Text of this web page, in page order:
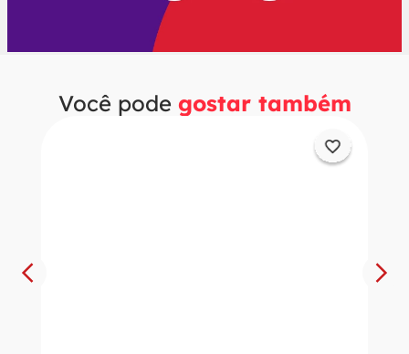
Você pode gostar também